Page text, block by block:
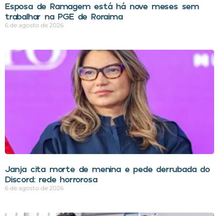
Esposa de Ramagem está há nove meses sem
trabalhar na PGE de Roraima
6 de agosto de 2026
Janja cita morte de menina e pede derrubada do
Discord: rede horrorosa
6 de agosto de 2026